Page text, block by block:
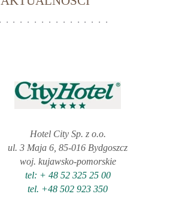
Hotel City Sp. z o.o.
ul. 3 Maja 6, 85-016 Bydgoszcz
woj. kujawsko-pomorskie
tel: + 48 52 325 25 00
tel. +48 502 923 350